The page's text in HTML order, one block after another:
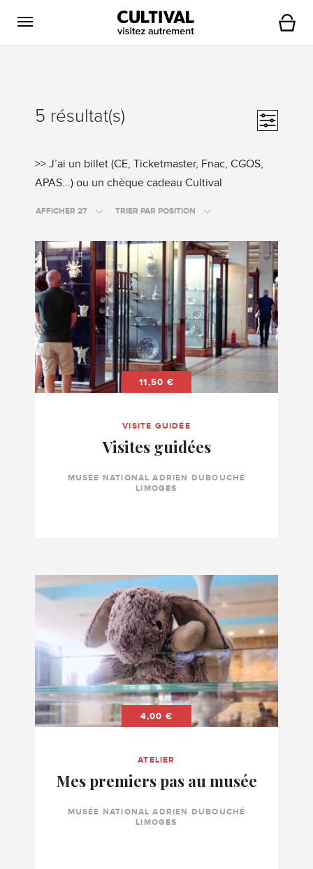
Ouvrir la navigation Panier
5 résultat(s) Ouvrir la
>>
Cliquez
vous
avez
un
billet
(CE,
Tickemaster,
Fnac,
CGOS,
APAS...)
Cultival
>> J’ai un billet (CE, Ticketmaster, Fnac, CGOS,
APAS...) ou un chèque cadeau Cultival
TRIER PAR POSITION
AFFICHER 27
11,50 €
VISITE GUIDÉE
Visites guidées
MUSÉE NATIONAL ADRIEN DUBOUCHÉ
LIMOGES
4,00 €
ATELIER
Mes premiers pas au musée
MUSÉE NATIONAL ADRIEN DUBOUCHÉ
LIMOGES